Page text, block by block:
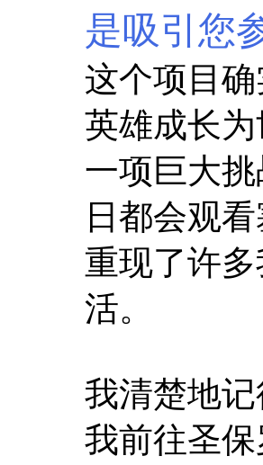
是吸引您
这个项目
英雄成长
一项巨大
日都会观
重现了许
活。
我清楚地
我前往圣